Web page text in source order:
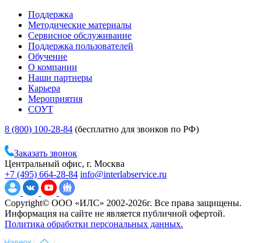
Поддержка
Методические материалы
Сервисное обслуживание
Поддержка пользователей
Обучение
О компании
Наши партнеры
Карьера
Мероприятия
СОУТ
8 (800) 100-28-84 (бесплатно для звонков по РФ)
Заказать звонок
Центральный офис, г. Москва
+7 (495) 664-28-84 info@interlabservice.ru
Copyright© ООО «ИЛС» 2002-2026г. Все права защищены.
Информация на сайте не является публичной офертой.
Политика обработки персональных данных.